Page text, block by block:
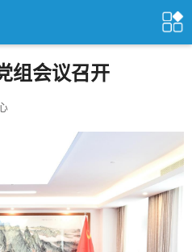
组会议召开